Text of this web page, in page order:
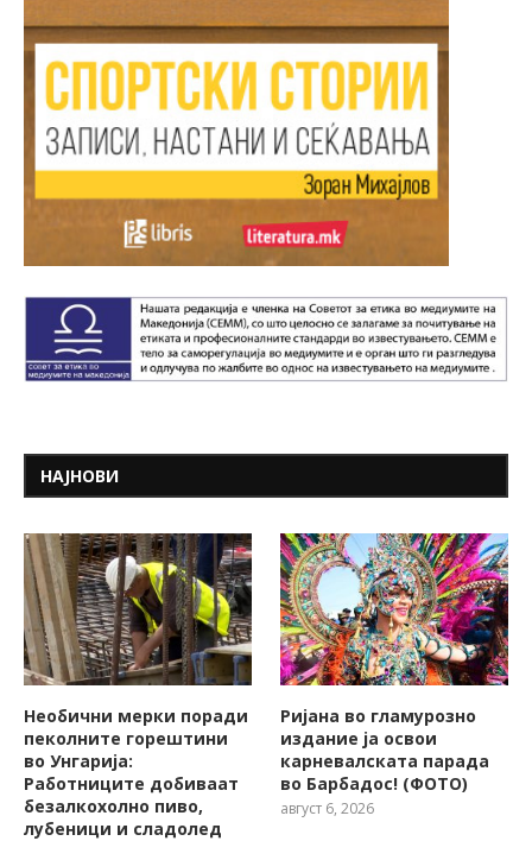
НАЈНОВИ
Необични мерки поради
пеколните горештини
во Унгарија:
Работниците добиваат
безалкохолно пиво,
лубеници и сладолед
Ријана во гламурозно
издание ја освои
карневалската парада
во Барбадос! (ФОТО)
август 6, 2026